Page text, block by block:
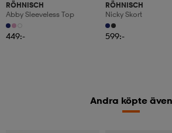
RÖHNISCH
Abby Sleeveless Top
449:-
RÖHNISCH
Nicky Skort
599:-
Andra köpte även